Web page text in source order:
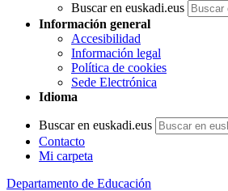
Buscar en euskadi.eus
Información general
Accesibilidad
Información legal
Política de cookies
Sede Electrónica
Idioma
Buscar en euskadi.eus
Contacto
Mi carpeta
Departamento de Educación